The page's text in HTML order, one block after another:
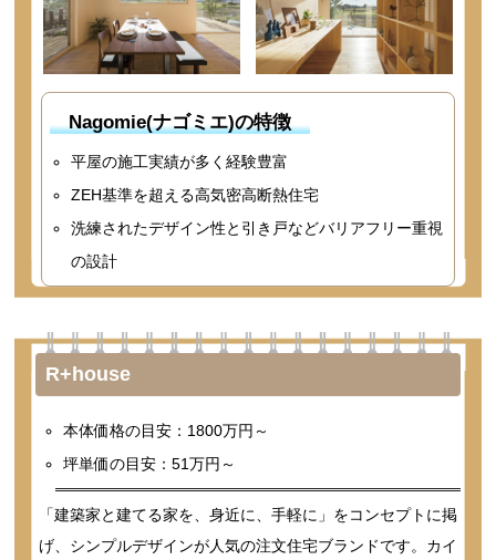
Nagomie(ナゴミエ)の特徴
平屋の施工実績が多く経験豊富
ZEH基準を超える高気密高断熱住宅
洗練されたデザイン性と引き戸などバリアフリー重視
の設計
R+house
本体価格の目安：1800万円～
坪単価の目安：51万円～
「建築家と建てる家を、身近に、手軽に」をコンセプトに掲
げ、シンプルデザインが人気の注文住宅ブランドです。カイ